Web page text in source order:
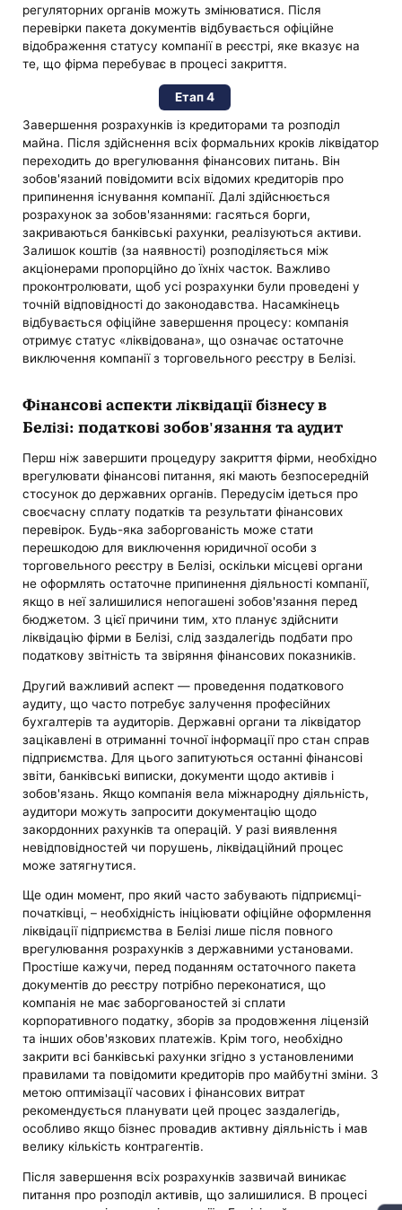
регуляторних органів можуть змінюватися. Після
перевірки пакета документів відбувається офіційне
відображення статусу компанії в реєстрі, яке вказує на
те, що фірма перебуває в процесі закриття.
Етап 4
Завершення розрахунків із кредиторами та розподіл
майна. Після здійснення всіх формальних кроків ліквідатор
переходить до врегулювання фінансових питань. Він
зобов'язаний повідомити всіх відомих кредиторів про
припинення існування компанії. Далі здійснюється
розрахунок за зобов'язаннями: гасяться борги,
закриваються банківські рахунки, реалізуються активи.
Залишок коштів (за наявності) розподіляється між
акціонерами пропорційно до їхніх часток. Важливо
проконтролювати, щоб усі розрахунки були проведені у
точній відповідності до законодавства. Насамкінець
відбувається офіційне завершення процесу: компанія
отримує статус «ліквідована», що означає остаточне
виключення компанії з торговельного реєстру в Белізі.
Фінансові аспекти ліквідації бізнесу в
Белізі: податкові зобов'язання та аудит
Перш ніж завершити процедуру закриття фірми, необхідно
врегулювати фінансові питання, які мають безпосередній
стосунок до державних органів. Передусім ідеться про
своєчасну сплату податків та результати фінансових
перевірок. Будь-яка заборгованість може стати
перешкодою для виключення юридичної особи з
торговельного реєстру в Белізі, оскільки місцеві органи
не оформлять остаточне припинення діяльності компанії,
якщо в неї залишилися непогашені зобов'язання перед
бюджетом. З цієї причини тим, хто планує здійснити
ліквідацію фірми в Белізі, слід заздалегідь подбати про
податкову звітність та звіряння фінансових показників.
Другий важливий аспект — проведення податкового
аудиту, що часто потребує залучення професійних
бухгалтерів та аудиторів. Державні органи та ліквідатор
зацікавлені в отриманні точної інформації про стан справ
підприємства. Для цього запитуються останні фінансові
звіти, банківські виписки, документи щодо активів і
зобов'язань. Якщо компанія вела міжнародну діяльність,
аудитори можуть запросити документацію щодо
закордонних рахунків та операцій. У разі виявлення
невідповідностей чи порушень, ліквідаційний процес
може затягнутися.
Ще один момент, про який часто забувають підприємці-
початківці, – необхідність ініціювати офіційне оформлення
ліквідації підприємства в Белізі лише після повного
врегулювання розрахунків з державними установами.
Простіше кажучи, перед поданням остаточного пакета
документів до реєстру потрібно переконатися, що
компанія не має заборгованостей зі сплати
корпоративного податку, зборів за продовження ліцензій
та інших обов'язкових платежів. Крім того, необхідно
закрити всі банківські рахунки згідно з установленими
правилами та повідомити кредиторів про майбутні зміни. З
метою оптимізації часових і фінансових витрат
рекомендується планувати цей процес заздалегідь,
особливо якщо бізнес провадив активну діяльність і мав
велику кількість контрагентів.
Після завершення всіх розрахунків зазвичай виникає
питання про розподіл активів, що залишилися. В процесі